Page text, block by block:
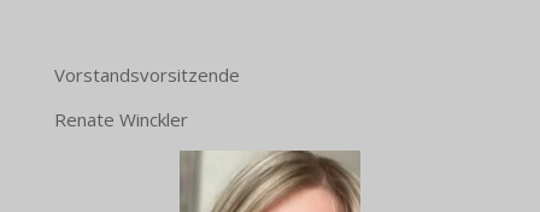
Vorstandsvorsitzende
Renate Winckler